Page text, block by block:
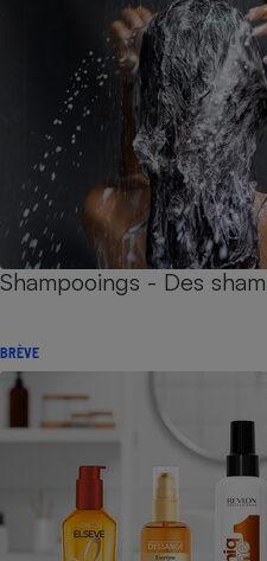
Shampooings - Des
BRÈVE